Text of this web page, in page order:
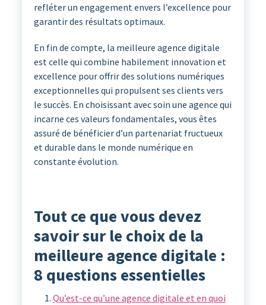
refléter un engagement envers l’excellence pour
garantir des résultats optimaux.
En fin de compte, la meilleure agence digitale
est celle qui combine habilement innovation et
excellence pour offrir des solutions numériques
exceptionnelles qui propulsent ses clients vers
le succès. En choisissant avec soin une agence qui
incarne ces valeurs fondamentales, vous êtes
assuré de bénéficier d’un partenariat fructueux
et durable dans le monde numérique en
constante évolution.
Tout ce que vous devez
savoir sur le choix de la
meilleure agence digitale :
8 questions essentielles
Qu’est-ce qu’une agence digitale et en quoi